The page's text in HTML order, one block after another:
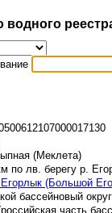
водного
(Меклета)
по лв. берегу р.
Егорлык (Большой
бассейновый
часть